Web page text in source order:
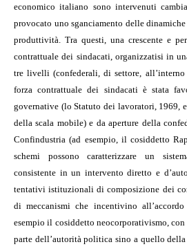
economico italiano sono intervenuti
provocato uno sganciamento delle
produttività. Tra questi, una crescente e
contrattuale dei sindacati, organizzatisi in
tre livelli (confederali, di settore,
forza contrattuale dei sindacati è stata
governative (lo Statuto dei lavoratori, 1969,
della scala mobile) e da aperture della
Confindustria (ad esempio, il cosiddetto
schemi possono caratterizzare un
consistente in un intervento diretto e
tentativi istituzionali di composizione dei
di meccanismi che incentivino
esempio il cosiddetto neocorporativismo,
parte dell’autorità politica sino a quello